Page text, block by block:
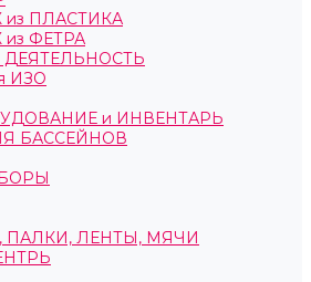
ПЛАСТИКА
ФЕТРА
ИЗО
и ИНВЕНТАРЬ
БАССЕЙНОВ
ПАЛКИ, ЛЕНТЫ, МЯЧИ